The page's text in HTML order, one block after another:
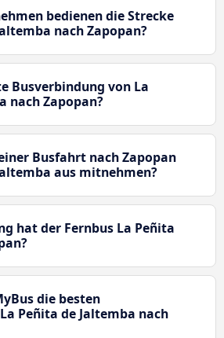
bedienen die Strecke
nach Zapopan?
Busverbindung von La
nach Zapopan?
Busfahrt nach Zapopan
aus mitnehmen?
hat der Fernbus La Peñita
die besten
Peñita de Jaltemba nach